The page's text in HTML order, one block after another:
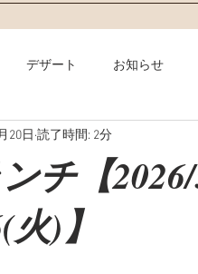
デザート お知らせ
チ【
)】
20日 読了時間: 2分